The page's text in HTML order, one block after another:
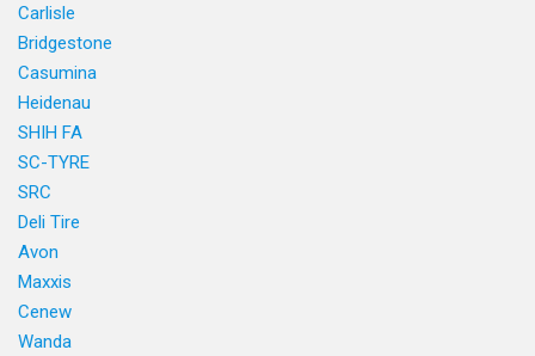
Carlisle
Bridgestone
Casumina
Heidenau
SHIH FA
SC-TYRE
SRC
Deli Tire
Avon
Maxxis
Cenew
Wanda